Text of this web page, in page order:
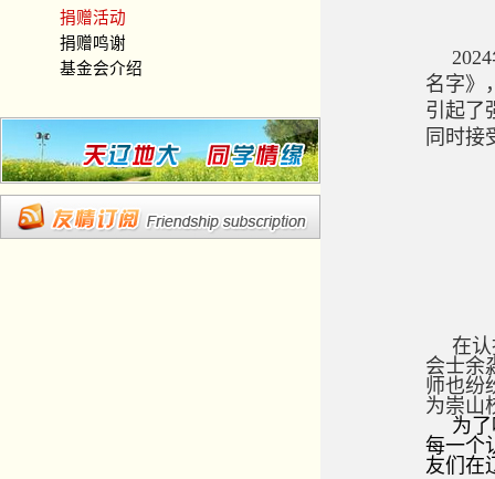
捐赠活动
捐赠鸣谢
基金会介绍
名字》
引起了
同时接
在
会士余
师也纷
为崇山
为
每一个
友们在